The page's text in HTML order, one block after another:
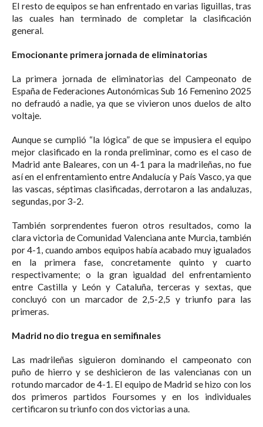
El resto de equipos se han enfrentado en varias liguillas, tras
las cuales han terminado de completar la clasificación
general.
Emocionante primera jornada de eliminatorias
La primera jornada de eliminatorias del Campeonato de
España de Federaciones Autonómicas Sub 16 Femenino 2025
no defraudó a nadie, ya que se vivieron unos duelos de alto
voltaje.
Aunque se cumplió “la lógica” de que se impusiera el equipo
mejor clasificado en la ronda preliminar, como es el caso de
Madrid ante Baleares, con un 4-1 para la madrileñas, no fue
así en el enfrentamiento entre Andalucía y País Vasco, ya que
las vascas, séptimas clasificadas, derrotaron a las andaluzas,
segundas, por 3-2.
También sorprendentes fueron otros resultados, como la
clara victoria de Comunidad Valenciana ante Murcia, también
por 4-1, cuando ambos equipos había acabado muy igualados
en la primera fase, concretamente quinto y cuarto
respectivamente; o la gran igualdad del enfrentamiento
entre Castilla y León y Cataluña, terceras y sextas, que
concluyó con un marcador de 2,5-2,5 y triunfo para las
primeras.
Madrid no dio tregua en semifinales
Las madrileñas siguieron dominando el campeonato con
puño de hierro y se deshicieron de las valencianas con un
rotundo marcador de 4-1. El equipo de Madrid se hizo con los
dos primeros partidos Foursomes y en los individuales
certificaron su triunfo con dos victorias a una.